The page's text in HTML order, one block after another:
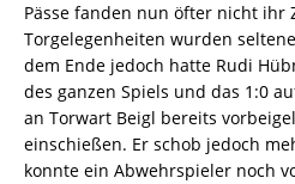
Pässe fanden nun öfter nicht ihr
Torgelegenheiten wurden
dem Ende jedoch hatte Rudi
des ganzen Spiels und das 1:0
an Torwart Beigl bereits
einschießen. Er schob jedoch
konnte ein Abwehrspieler noch